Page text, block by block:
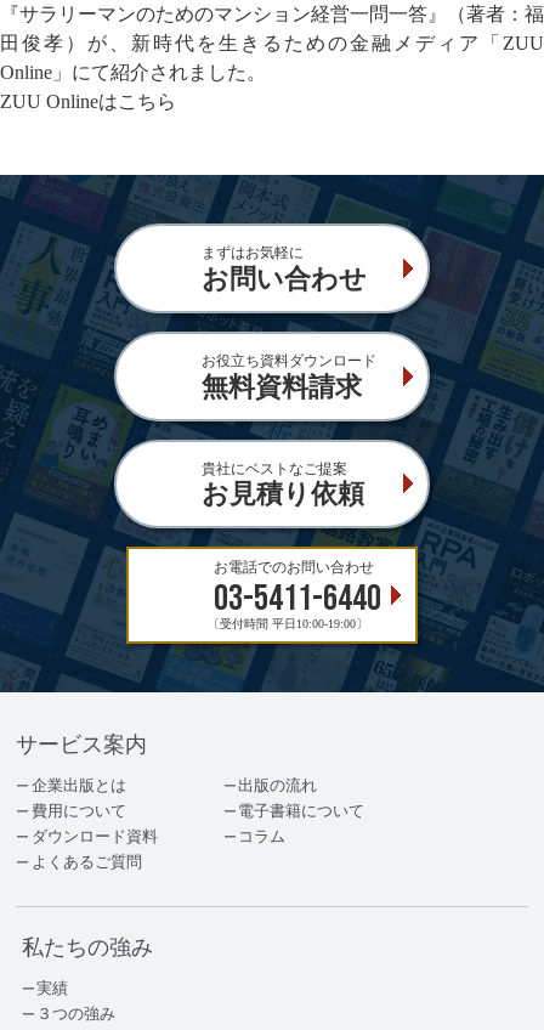
『サラリーマンのためのマンション経営一問一答』（著者：福
田俊孝）が、新時代を生きるための金融メディア「ZUU
Online」にて紹介されました。
ZUU Onlineはこちら
まずはお気軽に
お問い合わせ
お役立ち資料ダウンロード
無料資料請求
貴社にベストなご提案
お見積り依頼
お電話でのお問い合わせ
03-5411-6440
〔受付時間 平日10:00-19:00〕
サービス案内
企業出版とは
出版の流れ
費用について
電子書籍について
ダウンロード資料
コラム
よくあるご質問
私たちの強み
実績
３つの強み